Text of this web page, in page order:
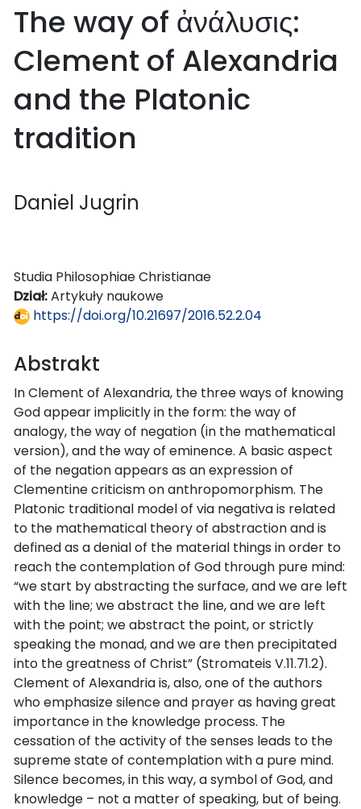
The way of ἀνάλυσις:
Clement of Alexandria
and the Platonic
tradition
Daniel Jugrin
Studia Philosophiae Christianae
Dział:Artykuły naukowe
https://doi.org/10.21697/2016.52.2.04
Abstrakt
In Clement of Alexandria, the three ways of knowing
God appear implicitly in the form: the way of
analogy, the way of negation (in the mathematical
version), and the way of eminence. A basic aspect
of the negation appears as an expression of
Clementine criticism on anthropomorphism. The
Platonic traditional model of via negativa is related
to the mathematical theory of abstraction and is
defined as a denial of the material things in order to
reach the contemplation of God through pure mind:
“we start by abstracting the surface, and we are left
with the line; we abstract the line, and we are left
with the point; we abstract the point, or strictly
speaking the monad, and we are then precipitated
into the greatness of Christ” (Stromateis V.11.71.2).
Clement of Alexandria is, also, one of the authors
who emphasize silence and prayer as having great
importance in the knowledge process. The
cessation of the activity of the senses leads to the
supreme state of contemplation with a pure mind.
Silence becomes, in this way, a symbol of God, and
knowledge – not a matter of speaking, but of being.